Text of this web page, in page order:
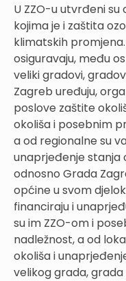
U ZZO-u utvrđeni
kojima je i zaštita
klimatskih
osiguravaju, među
veliki gradovi,
Zagreb uređuju,
poslove zaštite
okoliša i posebnim
a od regionalne su
unaprjeđenje stanja
odnosno Grada
općine u svom
financiraju i
su im ZZO-om i
nadležnost, a od
okoliša i
velikog grada, grada